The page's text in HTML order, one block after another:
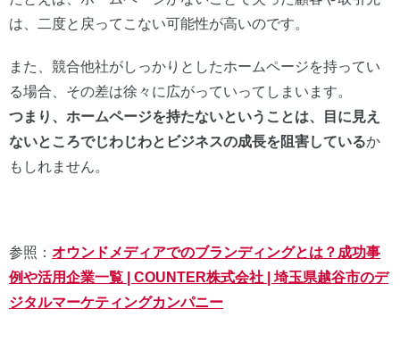
は、二度と戻ってこない可能性が高いのです。
また、競合他社がしっかりとしたホームページを持ってい
る場合、その差は徐々に広がっていってしまいます。
つまり、ホームページを持たないということは、目に見え
ないところでじわじわとビジネスの成長を阻害しているか
もしれません。
参照： オウンドメディアでのブランディングとは？ 成功事
例や活用企業一覧 | COUNTER株式会社 | 埼玉県越谷市のデ
ジタルマーケティングカンパニー